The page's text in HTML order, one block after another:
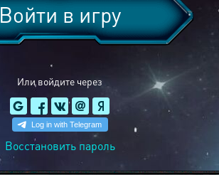
Или войдите через
Войти в игру
Восстановить пароль